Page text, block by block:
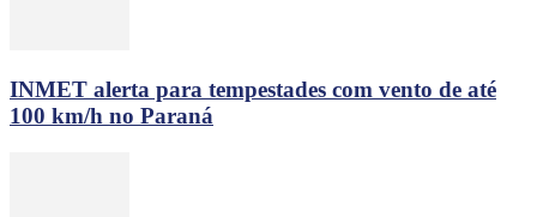
INMET alerta para tempestades com vento de até
100 km/h no Paraná